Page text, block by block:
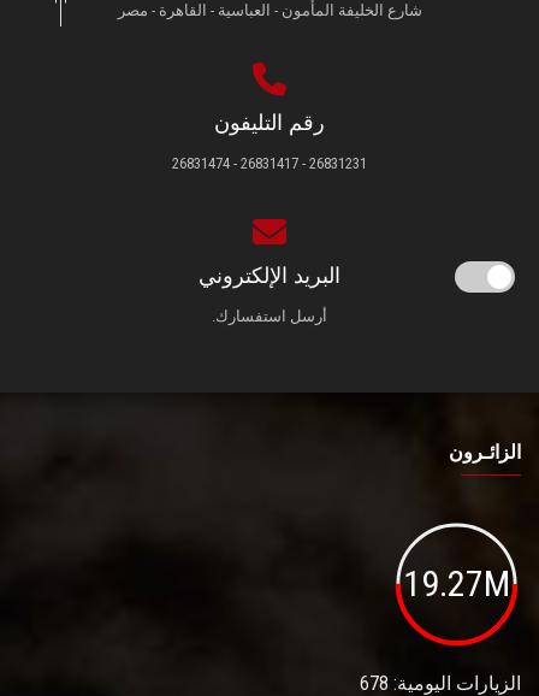
شارع الخليفة المأمون - العباسية - القاهرة - مصر
رقم التليفون
26831231 - 26831417 - 26831474
البريد الإلكتروني
أرسل استفسارك.
الزائـرون
19.27M
الزيارات اليومية: 678